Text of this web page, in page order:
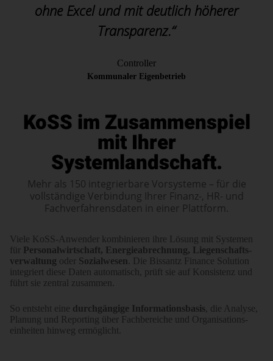
ohne Excel und mit deutlich höherer
Transparenz.“
Controller
Kommunaler Eigenbetrieb
KoSS im Zusammenspiel
mit Ihrer
Systemlandschaft.
Mehr als 150 integrierbare Vorsysteme – für die
vollständige Verbindung Ihrer Finanz-, HR- und
Fachverfahrensdaten in einer Plattform.
Viele KoSS-Anwender kombinieren ihre Lösung mit Systemen
für Perso­nal­wirt­schaft, Energie­abrechnung, Liegen­schafts­
verwaltung oder Sozial­wesen . Die Bissantz Finance Solution
integriert diese Daten automatisch, prüft sie auf Konsistenz und
führt sie zentral zusammen.
So entsteht eine durch­gängige Informations­basis, die Analyse,
Planung und Reporting über Fach­bereiche und Orga­nisa­tions­
einheiten hinweg ermöglicht.